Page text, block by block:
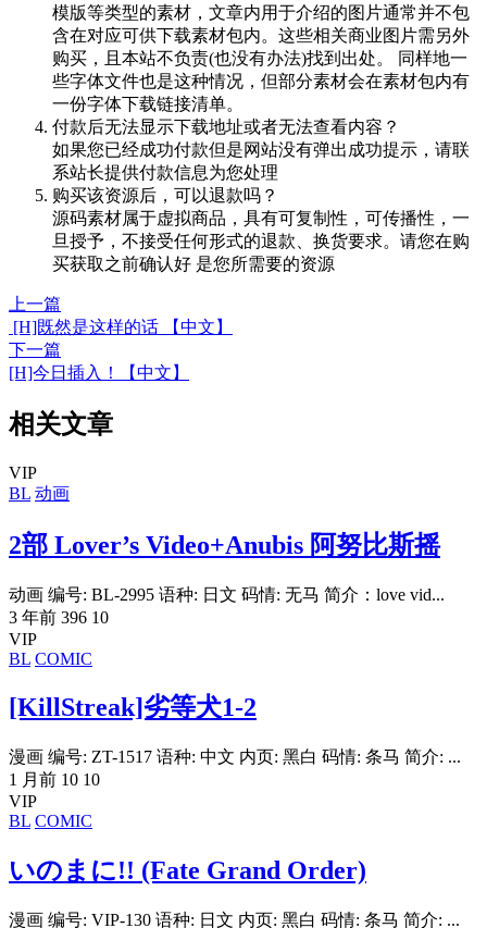
模版等类型的素材，文章内用于介绍的图片通常并不包
含在对应可供下载素材包内。这些相关商业图片需另外
购买，且本站不负责(也没有办法)找到出处。 同样地一
些字体文件也是这种情况，但部分素材会在素材包内有
一份字体下载链接清单。
付款后无法显示下载地址或者无法查看内容？
如果您已经成功付款但是网站没有弹出成功提示，请联
系站长提供付款信息为您处理
购买该资源后，可以退款吗？
源码素材属于虚拟商品，具有可复制性，可传播性，一
旦授予，不接受任何形式的退款、换货要求。请您在购
买获取之前确认好 是您所需要的资源
上一篇
[H]既然是这样的话 【中文】
下一篇
[H]今日插入！【中文】
相关文章
VIP
BL 动画
2部 Lover’s Video+Anubis 阿努比斯摇
动画 编号: BL-2995 语种: 日文 码情: 无马 简介：love vid...
3 年前 396 10
VIP
BL COMIC
[KillStreak]劣等犬1-2
漫画 编号: ZT-1517 语种: 中文 内页: 黑白 码情: 条马 简介: ...
1 月前 10 10
VIP
BL COMIC
いのまに!! (Fate Grand Order)
漫画 编号: VIP-130 语种: 日文 内页: 黑白 码情: 条马 简介: ...